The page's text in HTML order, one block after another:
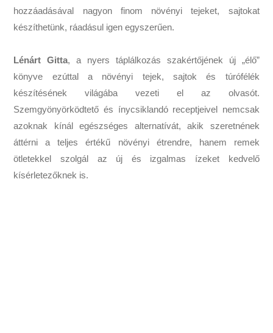
hozzáadásával nagyon finom növényi tejeket, sajtokat
készíthetünk, ráadásul igen egyszerűen.
Lénárt Gitta, a nyers táplálkozás szakértőjének új „élő”
könyve ezúttal a növényi tejek, sajtok és túrófélék
készítésének világába vezeti el az olvasót.
Szemgyönyörködtető és ínycsiklandó receptjeivel nemcsak
azoknak kínál egészséges alternatívát, akik szeretnének
áttérni a teljes értékű növényi étrendre, hanem remek
ötletekkel szolgál az új és izgalmas ízeket kedvelő
kísérletezőknek is.